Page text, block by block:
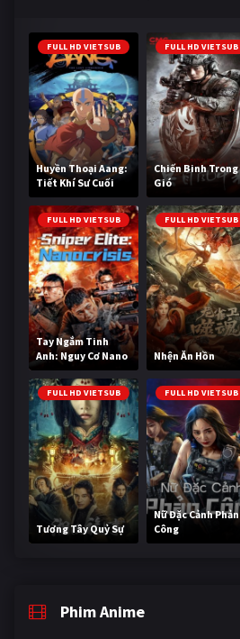
FULL HD VIETSUB
Huyền Thoại Aang:
Tiết Khí Sư Cuối
Cùng
FULL HD VIETSUB
Chiến Binh Trong
Gió
FULL HD VIETSUB
Tay Ngắm Tinh
Anh: Nguy Cơ Nano
FULL HD VIETSUB
Nhện Ăn Hồn
FULL HD VIETSUB
Tương Tây Quỷ Sự
FULL HD VIETSUB
Nữ Đặc Cảnh Phản
Công
Phim Anime